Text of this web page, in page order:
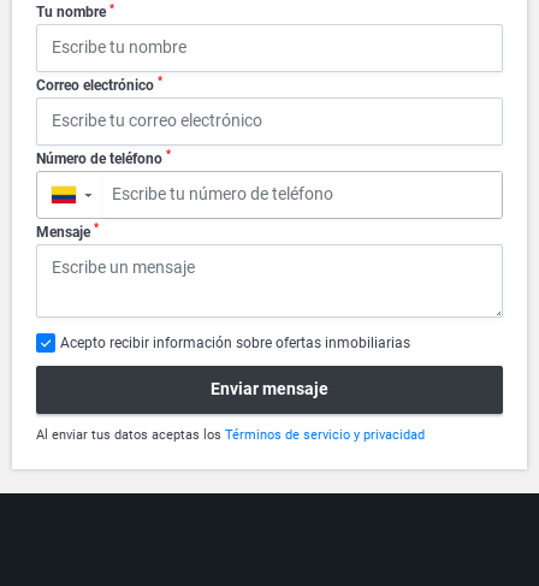
Tu nombre *
Correo electrónico *
Número de teléfono *
▼
Mensaje *
Acepto recibir información sobre ofertas inmobiliarias
Enviar mensaje
Al enviar tus datos aceptas los Términos de servicio y privacidad